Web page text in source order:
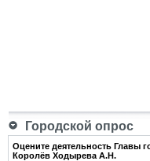
Городской опрос
Оцените деятельность Главы
Королёв Ходырева А.Н.